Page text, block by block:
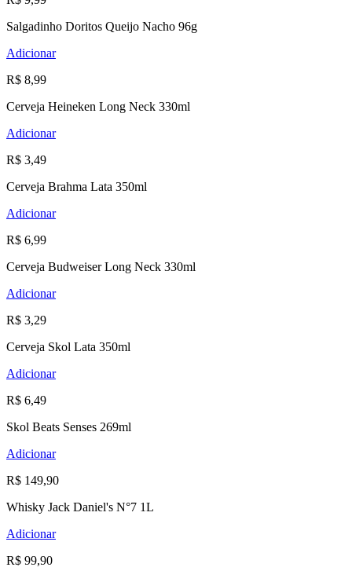
Salgadinho Doritos Queijo Nacho 96g
Adicionar
R$ 8,99
Cerveja Heineken Long Neck 330ml
Adicionar
R$ 3,49
Cerveja Brahma Lata 350ml
Adicionar
R$ 6,99
Cerveja Budweiser Long Neck 330ml
Adicionar
R$ 3,29
Cerveja Skol Lata 350ml
Adicionar
R$ 6,49
Skol Beats Senses 269ml
Adicionar
R$ 149,90
Whisky Jack Daniel's N°7 1L
Adicionar
R$ 99,90